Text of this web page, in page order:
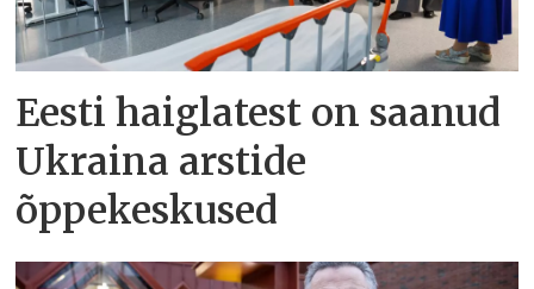
Eesti haiglatest on saanud
Ukraina arstide
õppekeskused